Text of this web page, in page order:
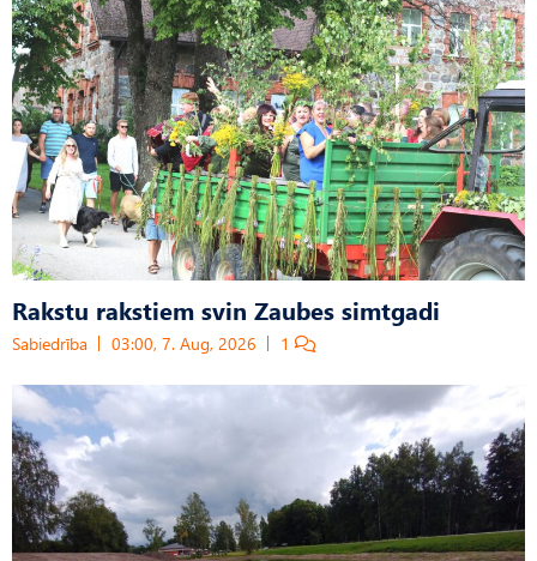
Rakstu rakstiem svin Zaubes simtgadi
Sabiedrība 03:00, 7. Aug, 2026 1